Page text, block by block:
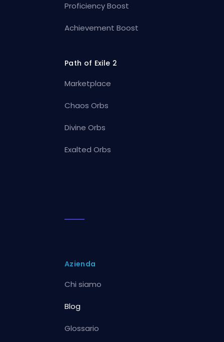
Proficiency Boost
Achievement Boost
Path of Exile 2
Marketplace
Chaos Orbs
Divine Orbs
Exalted Orbs
Azienda
Chi siamo
Blog
Glossario